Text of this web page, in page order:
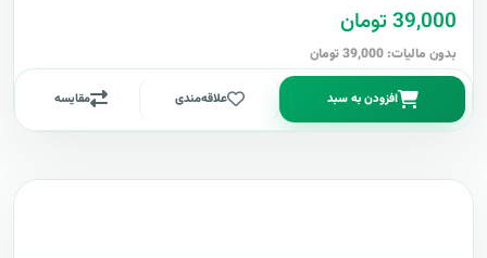
39,000 تومان
بدون مالیات: 39,000 تومان
افزودن به سبد علاقه‌مندی مقایسه